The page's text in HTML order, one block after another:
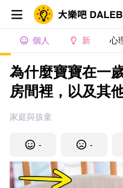
個人 新 心
為什麼寶寶在一
房間裡，以及其
家庭與孩童
- -